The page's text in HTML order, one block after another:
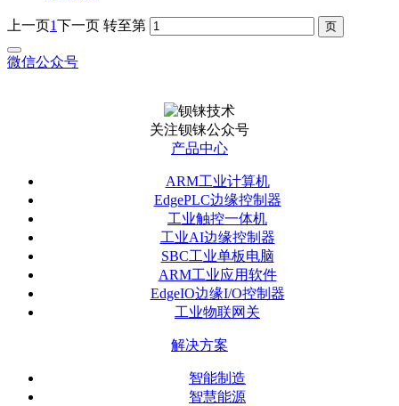
上一页1下一页 转至第
微信公众号
关注钡铼公众号
产品中心
ARM工业计算机
EdgePLC边缘控制器
工业触控一体机
工业AI边缘控制器
SBC工业单板电脑
ARM工业应用软件
EdgeIO边缘I/O控制器
工业物联网关
解决方案
智能制造
智慧能源